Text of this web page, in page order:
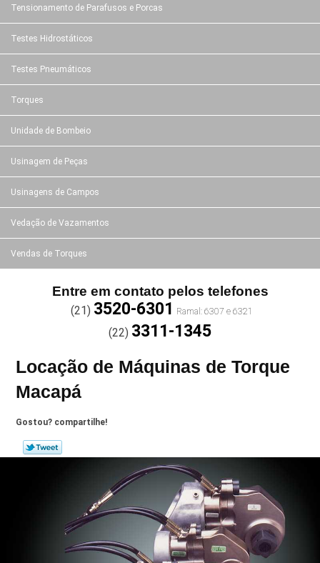
Tensionamento de Parafusos e Porcas
Testes Hidrostáticos
Testes Pneumáticos
Torques
Unidade de Bombeio
Usinagem de Peças
Usinagens de Campos
Vedação de Vazamentos
Vendas de Torques
Entre em contato pelos telefones
(21) 3520-6301
(22) 3311-1345
Locação de Máquinas de Torque
Macapá
Gostou? compartilhe!